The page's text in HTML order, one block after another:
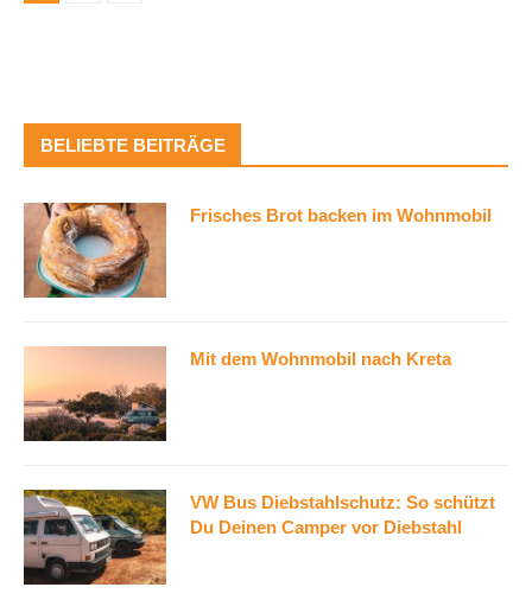
BELIEBTE BEITRÄGE
Frisches Brot backen im Wohnmobil
Mit dem Wohnmobil nach Kreta
VW Bus Diebstahlschutz: So schützt
Du Deinen Camper vor Diebstahl